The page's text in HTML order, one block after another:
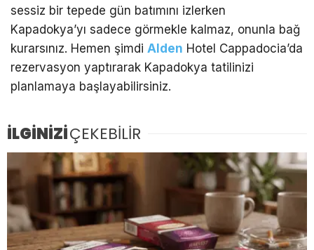
sessiz bir tepede gün batımını izlerken
Kapadokya’yı sadece görmekle kalmaz, onunla bağ
kurarsınız. Hemen şimdi Alden Hotel Cappadocia’da
rezervasyon yaptırarak Kapadokya tatilinizi
planlamaya başlayabilirsiniz.
İLGİNİZİÇEKEBİLİR